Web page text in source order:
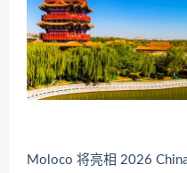
Moloco 将亮相 2026